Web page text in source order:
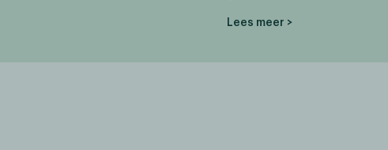
Lees meer >